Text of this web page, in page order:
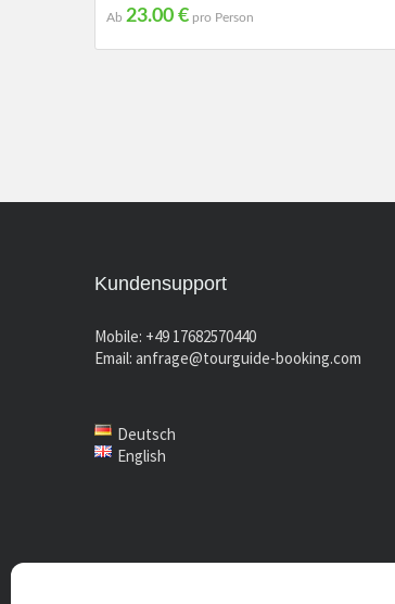
Ab 23.00 € pro Person
Kundensupport
Mobile: +49 17682570440
Email: anfrage@tourguide-booking.com
Deutsch
English